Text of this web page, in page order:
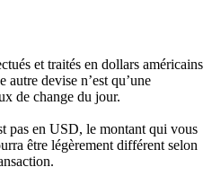
et traités en dollars américains
devise n’est qu’une
de change du jour.
pas en USD, le montant qui vous
être légèrement différent selon